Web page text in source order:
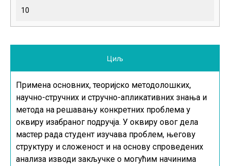
10
Циљ
Примена основних, теоријско методолошких,
научно-стручних и стручно-апликативних знања и
метода на решавању конкретних проблема у
оквиру изабраног подручја. У оквиру овог дела
мастер рада студент изучава проблем, његову
структуру и сложеност и на основу спроведених
анализа изводи закључке о могућим начинима